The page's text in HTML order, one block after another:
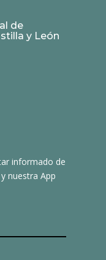
de
y León
informado de
nuestra App